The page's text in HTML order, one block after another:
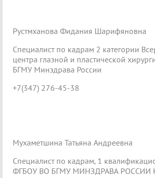
Рустмханова Фидания Шарифяновна
Специалист по кадрам 2 категории
центра глазной и пластической
БГМУ Минздрава России
+7(347) 276-45-38
Мухаметшина Татьяна Андреевна
Специалист по кадрам, 1
ФГБОУ ВО БГМУ МИНЗДРАВА